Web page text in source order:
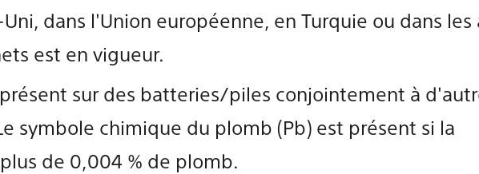
dans l'Union européenne, en Turquie ou dans les
est en vigueur.
sur des batteries/piles conjointement à
symbole chimique du plomb (Pb) est présent si la
de 0,004 % de plomb.